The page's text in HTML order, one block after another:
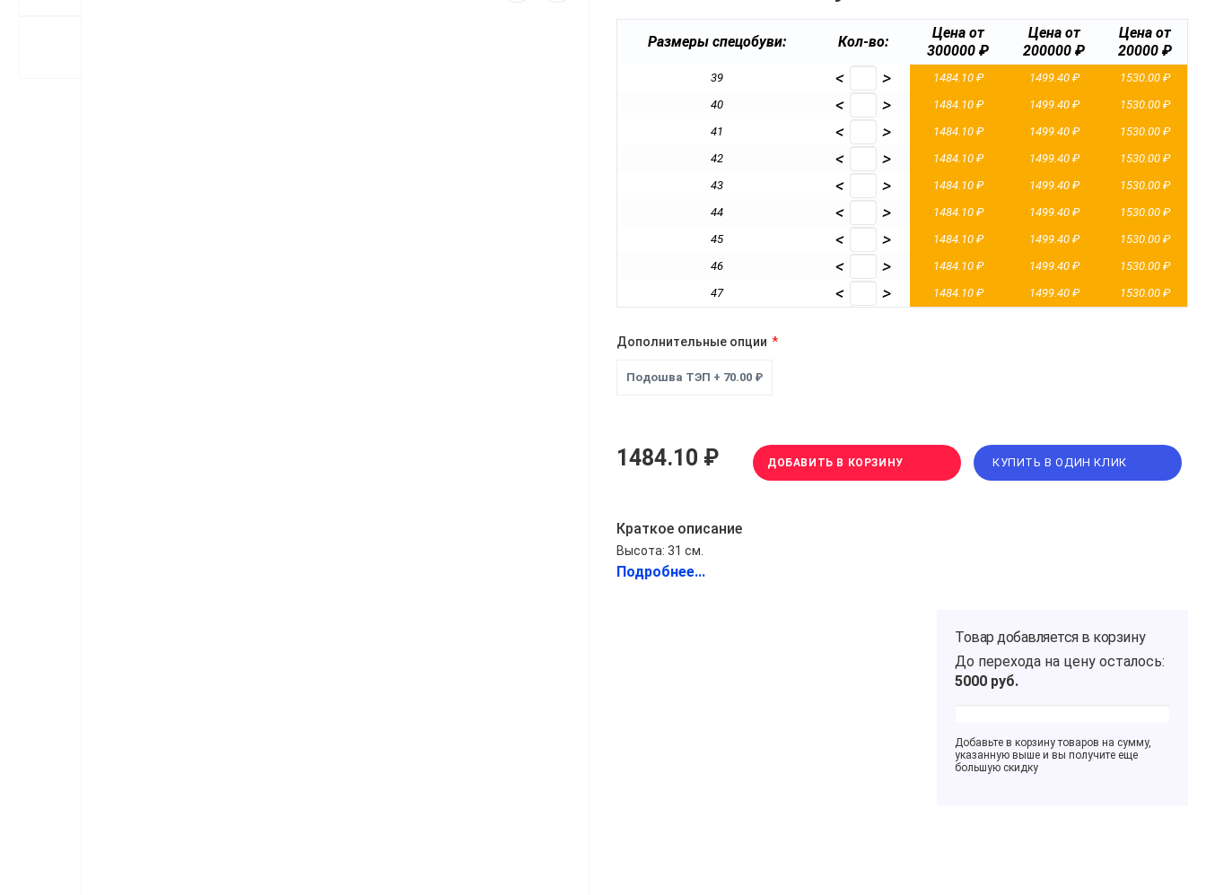
Размеры спецобуви: Кол-во:
Цена от
300000 ₽
Цена от
200000 ₽
Цена от
20000 ₽
39 < > 1484.10 ₽ 1499.40 ₽
1530.00 ₽
40
< > 1484.10 ₽ 1499.40 ₽
1530.00 ₽
41
< > 1484.10 ₽ 1499.40 ₽
1530.00 ₽
42
< > 1484.10 ₽ 1499.40 ₽
1530.00 ₽
43
< > 1484.10 ₽ 1499.40 ₽
1530.00 ₽
44
< > 1484.10 ₽ 1499.40 ₽
1530.00 ₽
45
< > 1484.10 ₽ 1499.40 ₽
1530.00 ₽
46
< > 1484.10 ₽ 1499.40 ₽
1530.00 ₽
47
< > 1484.10 ₽ 1499.40 ₽ 1530.00 ₽
Дополнительные опции
Подошва ТЭП + 70.00 ₽
1484.10 ₽ ДОБАВИТЬ В КОРЗИНУ КУПИТЬ В ОДИН КЛИК
Краткое описание
Высота: 31 см.
Подробнее...
Товар добавляется в корзину
До перехода на цену осталось:
5000 руб.
Добавьте в корзину товаров на сумму,
указанную выше и вы получите еще
большую скидку